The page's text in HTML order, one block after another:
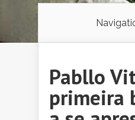
Pabllo
primeira